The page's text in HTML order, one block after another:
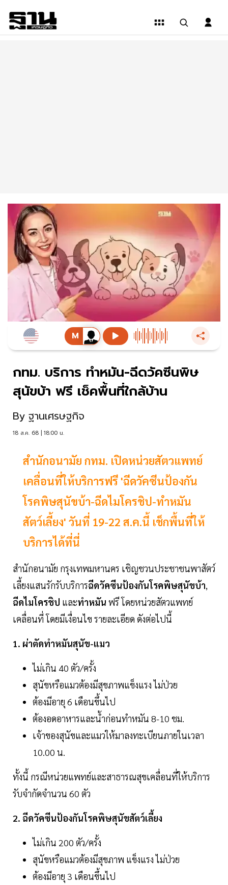
กทม. บริการ ทำหมัน-ฉีดวัคซีนพิษ
สุนัขบ้า ฟรี เช็คพื้นที่ใกล้บ้าน
By ฐานเศรษฐกิจ
18 ส.ค. 68 | 18:00 น.
สำนักอนามัย กทม. เปิดหน่วยสัตวแพทย์
เคลื่อนที่ให้บริการฟรี 'ฉีดวัคซีนป้องกัน
โรคพิษสุนัขบ้า-ฉีดไมโครชิป-ทำหมัน
สัตว์เลี้ยง' วันที่ 19-22 ส.ค.นี้ เช็กพื้นที่ให้
บริการได้ที่นี่
สำนักอนามัย กรุงเทพมหานคร เชิญชวนประชาชนพาสัตว์
เลี้ยงแสนรักรับบริการฉีดวัคซีนป้องกันโรคพิษสุนัขบ้า,
ฉีดไมโครชิป และทำหมัน ฟรี โดยหน่วยสัตวแพทย์
เคลื่อนที่ โดยมีเงื่อนไข รายละเอียด ดังต่อไปนี้
1. ผ่าตัดทำหมันสุนัข-แมว
ไม่เกิน 40 ตัว/ครั้ง
สุนัขหรือแมวต้องมีสุขภาพแข็งแรง ไม่ป่วย
ต้องมีอายุ 6 เดือนขึ้นไป
ต้องอดอาหารและน้ำก่อนทำหมัน 8-10 ชม.
เจ้าของสุนัขและแมวให้มาลงทะเบียนภายในเวลา
10.00 น.
ทั้งนี้ กรณีหน่วยแพทย์และสาธารณสุขเคลื่อนที่ให้บริการ
รับจำกัดจำนวน 60 ตัว
2. ฉีดวัคซีนป้องกันโรคพิษสุนัขสัตว์เลี้ยง
ไม่เกิน 200 ตัว/ครั้ง
สุนัขหรือแมวต้องมีสุขภาพ แข็งแรง ไม่ป่วย
ต้องมีอายุ 3 เดือนขึ้นไป